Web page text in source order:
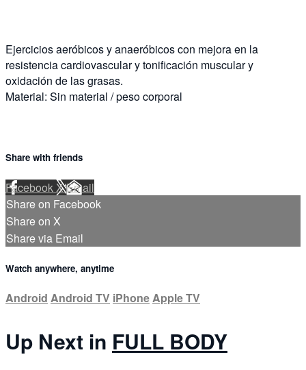
Ejercicios aeróbicos y anaeróbicos con mejora en la
resistencia cardiovascular y tonificación muscular y
oxidación de las grasas.
Material: Sin material / peso corporal
Share with friends
Facebook XEmail
Share on Facebook
Share on X
Share via Email
Watch anywhere, anytime
Android Android TV iPhoneApple TV
Up Next in FULL BODY